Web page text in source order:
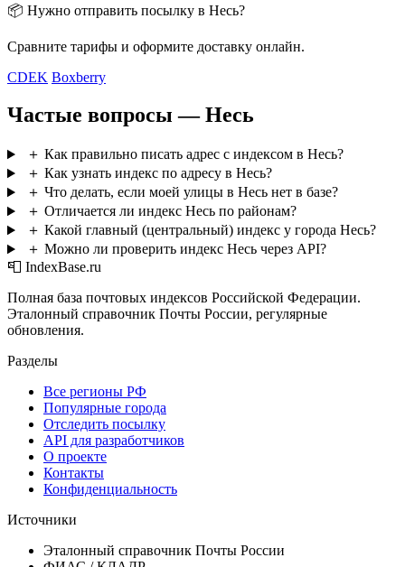
📦 Нужно отправить посылку в Несь?
Сравните тарифы и оформите доставку онлайн.
CDEK Boxberry
Частые вопросы — Несь
＋ Как правильно писать адрес с индексом в Несь?
＋ Как узнать индекс по адресу в Несь?
＋ Что делать, если моей улицы в Несь нет в базе?
＋ Отличается ли индекс Несь по районам?
＋ Какой главный (центральный) индекс у города Несь?
＋ Можно ли проверить индекс Несь через API?
📮 IndexBase.ru
Полная база почтовых индексов Российской Федерации.
Эталонный справочник Почты России, регулярные
обновления.
Разделы
Все регионы РФ
Популярные города
Отследить посылку
API для разработчиков
О проекте
Контакты
Конфиденциальность
Источники
Эталонный справочник Почты России